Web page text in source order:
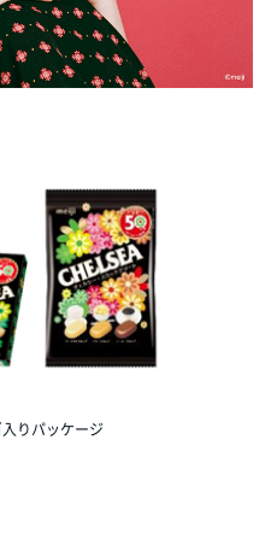
りパッケージ